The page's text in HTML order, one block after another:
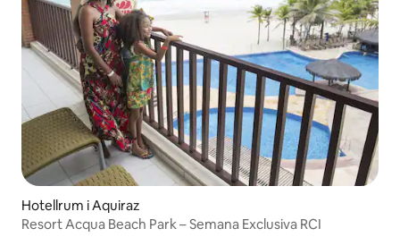
Hotellrum i Aquiraz
Resort Acqua Beach Park – Semana Exclusiva RCI